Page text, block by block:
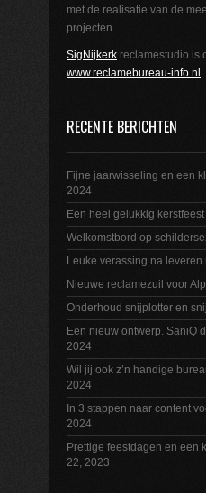
met de realisatie van de
projecten.
SigNijkerk reclamestudio is
www.reclamebureau-info.nl
RECENTE BERICHTEN
Fijne jaarwisseling en een
2024
Een heel gelukkig kerstfeest
Welkomstbord op
Leuke verassing na leveren
Nieuwe reclamezuil voor
Onderhoud snijplotter en
Een nieuw ontwerp. SaniQ
2024
Wil jij ook z’n handige
2024
In 3 stappen naar content
2024
Prettige feestdagen en een
22, 2023